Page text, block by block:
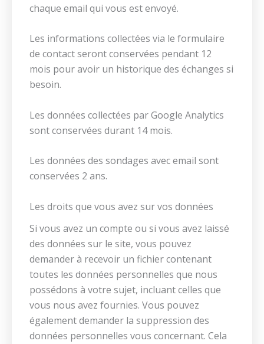
chaque email qui vous est envoyé.
Les informations collectées via le formulaire
de contact seront conservées pendant 12
mois pour avoir un historique des échanges si
besoin.
Les données collectées par Google Analytics
sont conservées durant 14 mois.
Les données des sondages avec email sont
conservées 2 ans.
Les droits que vous avez sur vos données
Si vous avez un compte ou si vous avez laissé
des données sur le site, vous pouvez
demander à recevoir un fichier contenant
toutes les données personnelles que nous
possédons à votre sujet, incluant celles que
vous nous avez fournies. Vous pouvez
également demander la suppression des
données personnelles vous concernant. Cela